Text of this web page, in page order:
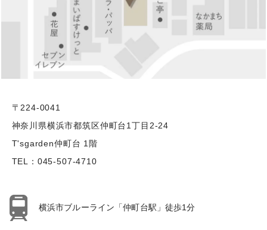
〒224-0041
神奈川県横浜市都筑区仲町台1丁目2-24
T'sgarden仲町台 1階
TEL： 045-507-4710
横浜市ブルーライン「仲町台駅」徒歩1分